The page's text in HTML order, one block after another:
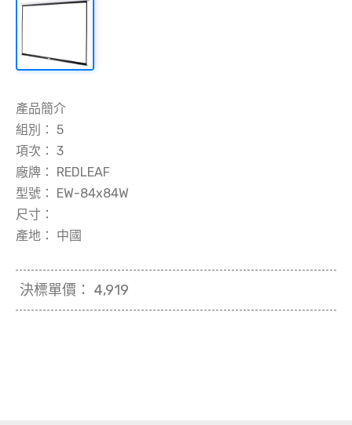
產品簡介
組別： 5
項次： 3
廠牌：
REDLEAF
型號：
EW-84x84W
尺寸：
產地：
中國
決標單價： 4,919